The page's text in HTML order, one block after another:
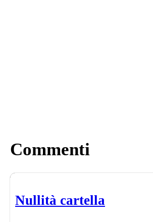
Commenti
Nullità cartella